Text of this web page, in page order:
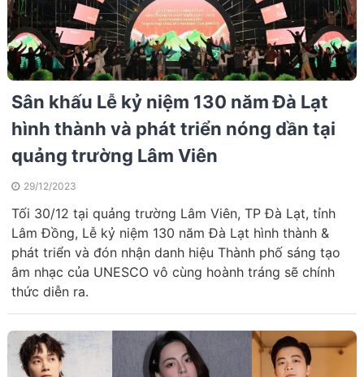
Sân khấu Lễ kỷ niệm 130 năm Đà Lạt
hình thành và phát triển nóng dần tại
quảng trường Lâm Viên
29/12/2023
Tối 30/12 tại quảng trường Lâm Viên, TP Đà Lạt, tỉnh
Lâm Đồng, Lễ kỷ niệm 130 năm Đà Lạt hình thành &
phát triển và đón nhận danh hiệu Thành phố sáng tạo
âm nhạc của UNESCO vô cùng hoành tráng sẽ chính
thức diễn ra.